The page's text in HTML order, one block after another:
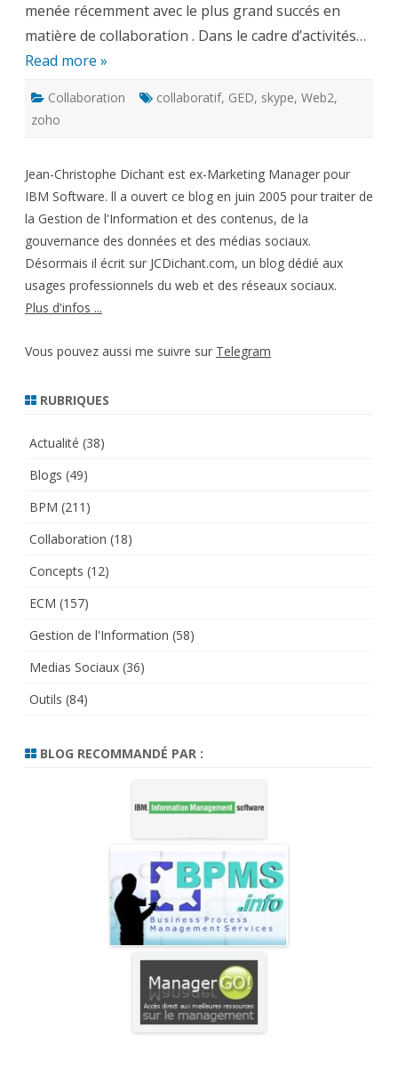
menée récemment avec le plus grand succés en
matière de collaboration . Dans le cadre d’activités…
Read more »
Collaboration collaboratif, GED, skype, Web2,
zoho
Jean-Christophe Dichant est ex-Marketing Manager pour
IBM Software. ll a ouvert ce blog en juin 2005 pour traiter de
la Gestion de l'Information et des contenus, de la
gouvernance des données et des médias sociaux.
Désormais il écrit sur JCDichant.com, un blog dédié aux
usages professionnels du web et des réseaux sociaux.
Plus d'infos ...
Vous pouvez aussi me suivre sur Telegram
RUBRIQUES
Actualité (38)
Blogs (49)
BPM (211)
Collaboration (18)
Concepts (12)
ECM (157)
Gestion de l'Information (58)
Medias Sociaux (36)
Outils (84)
BLOG RECOMMANDÉ PAR :